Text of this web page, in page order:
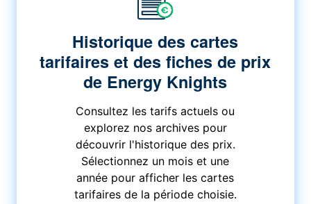
Historique des cartes
tarifaires et des fiches de prix
de Energy Knights
Consultez les tarifs actuels ou
explorez nos archives pour
découvrir l'historique des prix.
Sélectionnez un mois et une
année pour afficher les cartes
tarifaires de la période choisie.